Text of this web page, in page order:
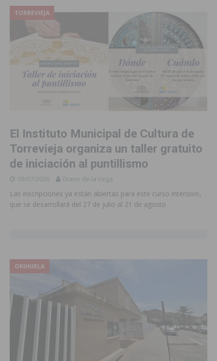
TORREVIEJA
El Instituto Municipal de Cultura de
Torrevieja organiza un taller gratuito
de iniciación al puntillismo
09/07/2026 Diario de la Vega
Las inscripciones ya están abiertas para este curso intensivo,
que se desarrollará del 27 de julio al 21 de agosto
ORIHUELA